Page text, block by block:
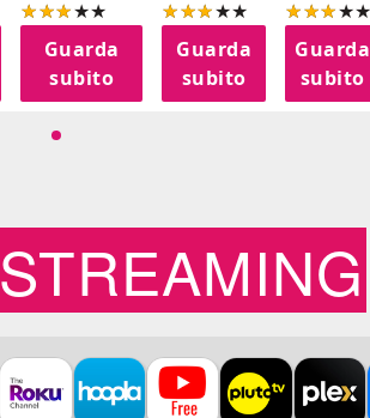
Guarda
subito
Guarda
subito
Guarda
subito
STREAMING